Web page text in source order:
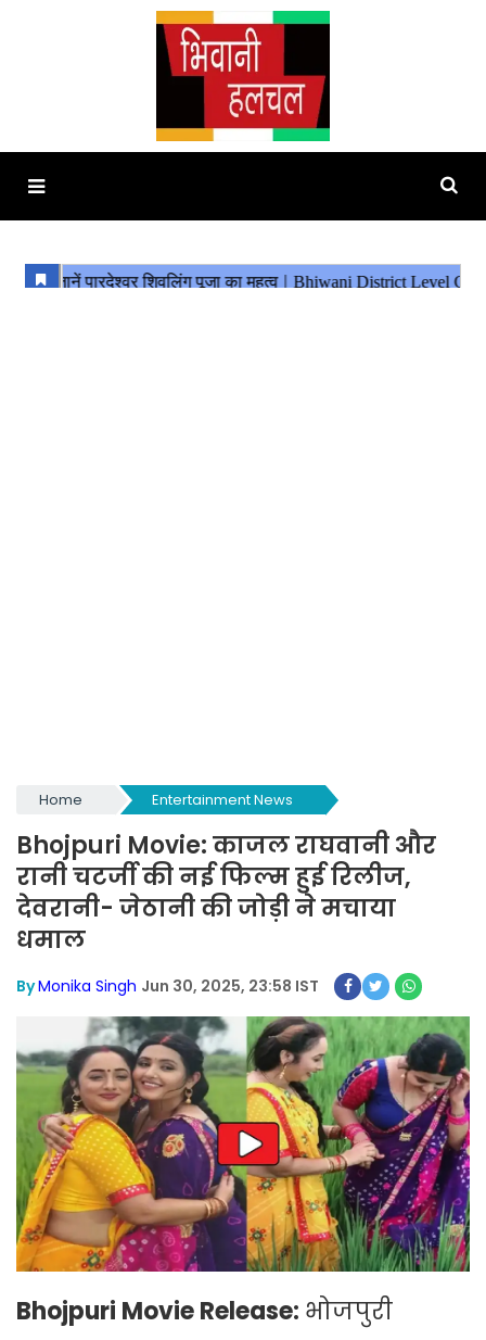
Home Entertainment News
Bhojpuri Movie: काजल राघवानी और
रानी चटर्जी की नई फिल्म हुई रिलीज,
देवरानी- जेठानी की जोड़ी ने मचाया
धमाल
ByMonika Singh Jun 30, 2025, 23:58 IST
Bhojpuri Movie Release: भोजपुरी